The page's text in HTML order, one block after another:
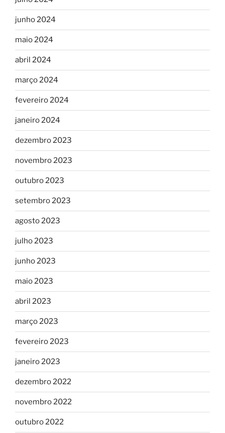
junho 2024
maio 2024
abril 2024
março 2024
fevereiro 2024
janeiro 2024
dezembro 2023
novembro 2023
outubro 2023
setembro 2023
agosto 2023
julho 2023
junho 2023
maio 2023
abril 2023
março 2023
fevereiro 2023
janeiro 2023
dezembro 2022
novembro 2022
outubro 2022